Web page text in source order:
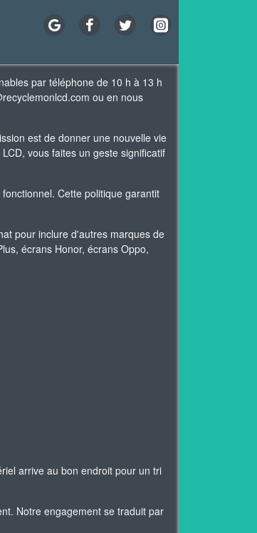
par téléphone de 10 h à 13 h
ou en nous
est de donner une nouvelle vie
vous faites un geste significatif
Cette politique garantit
pour inclure d'autres marques de
écrans Honor, écrans Oppo,
arrive au bon endroit pour un tri
Notre engagement se traduit par